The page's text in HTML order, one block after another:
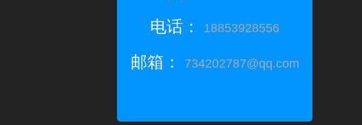
电话： 18853928556
邮箱： 734202787@qq.com